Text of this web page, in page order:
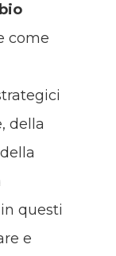
come
della
questi
e